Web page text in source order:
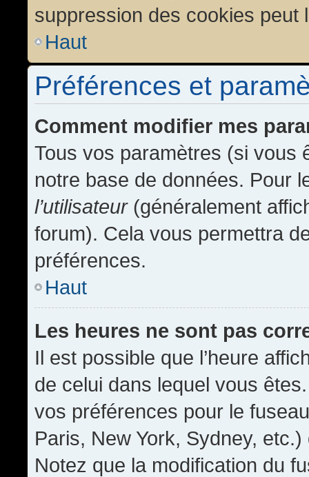
suppression des cookies peut
Haut
Préférences et
Comment modifier mes
Tous vos paramètres (si vous
notre base de données. Pour
l’utilisateur(généralement
forum). Cela vous permettra
préférences.
Haut
Les heures ne sont pas
Il est possible que l’heure
de celui dans lequel vous
vos préférences pour le
Paris, New York, Sydney,
Notez que la modification du